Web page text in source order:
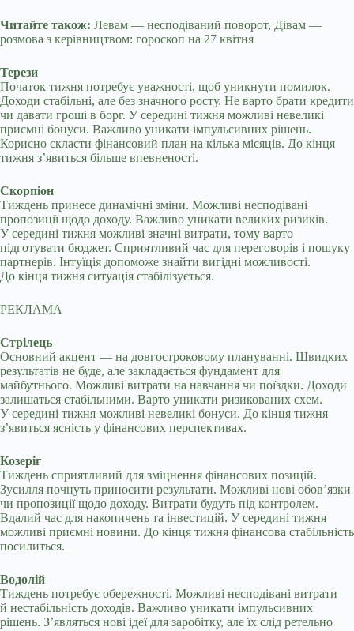
Читайте також: Левам — несподіваний поворот, Дівам —
розмова з керівництвом: гороскоп на 27 квітня
Терези
Початок тижня потребує уважності, щоб уникнути помилок.
Доходи стабільні, але без значного росту. Не варто брати кредити
чи давати гроші в борг. У середині тижня можливі невеликі
приємні бонуси. Важливо уникати імпульсивних рішень.
Корисно скласти фінансовий план на кілька місяців. До кінця
тижня з’явиться більше впевненості.
Скорпіон
Тиждень принесе динамічні зміни. Можливі несподівані
пропозиції щодо доходу. Важливо уникати великих ризиків.
У середині тижня можливі значні витрати, тому варто
підготувати бюджет. Сприятливий час для переговорів і пошуку
партнерів. Інтуїція допоможе знайти вигідні можливості.
До кінця тижня ситуація стабілізується.
РЕКЛАМА
Стрілець
Основний акцент — на довгостроковому плануванні. Швидких
результатів не буде, але закладається фундамент для
майбутнього. Можливі витрати на навчання чи поїздки. Доходи
залишаться стабільними. Варто уникати ризикованих схем.
У середині тижня можливі невеликі бонуси. До кінця тижня
з’явиться ясність у фінансових перспективах.
Козеріг
Тиждень сприятливий для зміцнення фінансових позицій.
Зусилля почнуть приносити результати. Можливі нові обов’язки
чи пропозиції щодо доходу. Витрати будуть під контролем.
Вдалий час для накопичень та інвестицій. У середині тижня
можливі приємні новини. До кінця тижня фінансова стабільність
посилиться.
Водолій
Тиждень потребує обережності. Можливі несподівані витрати
й нестабільність доходів. Важливо уникати імпульсивних
рішень. З’являться нові ідеї для заробітку, але їх слід ретельно